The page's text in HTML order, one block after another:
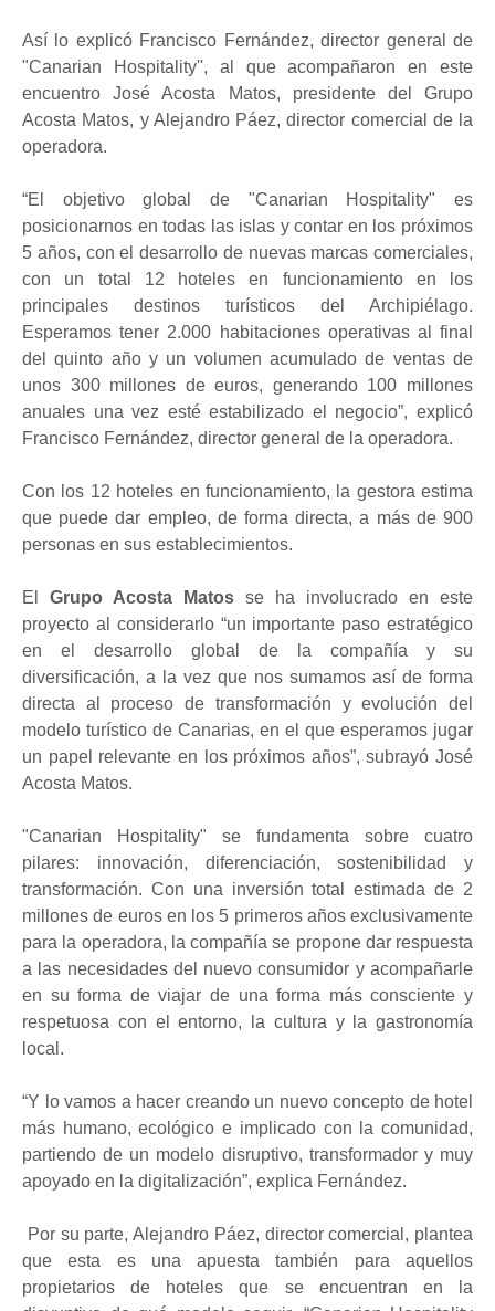
Así lo explicó Francisco Fernández, director general de
"Canarian Hospitality'', al que acompañaron en este
encuentro José Acosta Matos, presidente del Grupo
Acosta Matos, y Alejandro Páez, director comercial de la
operadora.
“El objetivo global de "Canarian Hospitality" es
posicionarnos en todas las islas y contar en los próximos
5 años, con el desarrollo de nuevas marcas comerciales,
con un total 12 hoteles en funcionamiento en los
principales destinos turísticos del Archipiélago.
Esperamos tener 2.000 habitaciones operativas al final
del quinto año y un volumen acumulado de ventas de
unos 300 millones de euros, generando 100 millones
anuales una vez esté estabilizado el negocio”, explicó
Francisco Fernández, director general de la operadora.
Con los 12 hoteles en funcionamiento, la gestora estima
que puede dar empleo, de forma directa, a más de 900
personas en sus establecimientos.
El Grupo Acosta Matos se ha involucrado en este
proyecto al considerarlo “un importante paso estratégico
en el desarrollo global de la compañía y su
diversificación, a la vez que nos sumamos así de forma
directa al proceso de transformación y evolución del
modelo turístico de Canarias, en el que esperamos jugar
un papel relevante en los próximos años”, subrayó José
Acosta Matos.
"Canarian Hospitality" se fundamenta sobre cuatro
pilares: innovación, diferenciación, sostenibilidad y
transformación. Con una inversión total estimada de 2
millones de euros en los 5 primeros años exclusivamente
para la operadora, la compañía se propone dar respuesta
a las necesidades del nuevo consumidor y acompañarle
en su forma de viajar de una forma más consciente y
respetuosa con el entorno, la cultura y la gastronomía
local.
“Y lo vamos a hacer creando un nuevo concepto de hotel
más humano, ecológico e implicado con la comunidad,
partiendo de un modelo disruptivo, transformador y muy
apoyado en la digitalización”, explica Fernández.
Por su parte, Alejandro Páez, director comercial, plantea
que esta es una apuesta también para aquellos
propietarios de hoteles que se encuentran en la